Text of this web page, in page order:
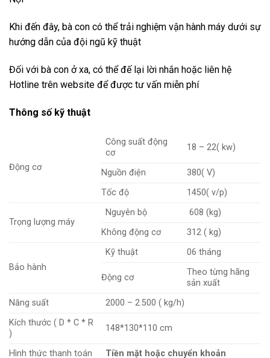
Khi đến đây, bà con có thể trải nghiệm vận hành máy dưới sự
hướng dẫn của đội ngũ kỹ thuật
Đối với bà con ở xa, có thể đế lại lời nhắn hoặc liên hệ
Hotline trên website để được tư vấn miễn phí
Thông số kỹ thuật
Động cơ
Công suất động
cơ
18 – 22( kw)
Nguồn điện
380( V)
Tốc độ
1450( v/p)
Trọng lượng máy
Nguyên bộ
608 (kg)
Không động cơ
312 ( kg)
Bảo hành
Kỹ thuật 06 tháng
Động cơ
Theo từng hãng
sản xuất
Năng suất
2000 – 2.500 ( kg/h)
Kích thước ( D * C * R
)
148*130*110 cm
Hình thức thanh toán Tiền mặt hoặc chuyển khoản